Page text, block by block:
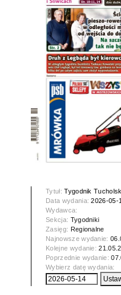
Tytuł:Tygodnik
Data wydania:2026-05-
Wydawca:
Sekcja: Tygodniki
Zasięg: Regionalne
Najnowsze wydanie:
Kolejne wydanie:
Poprzednie wydanie:
Wybierz datę wydania: